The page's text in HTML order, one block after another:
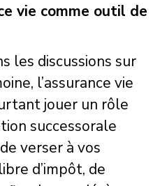
vie comme outil de
les discussions sur
l’assurance vie
jouer un rôle
successorale
verser à vos
d’impôt, de